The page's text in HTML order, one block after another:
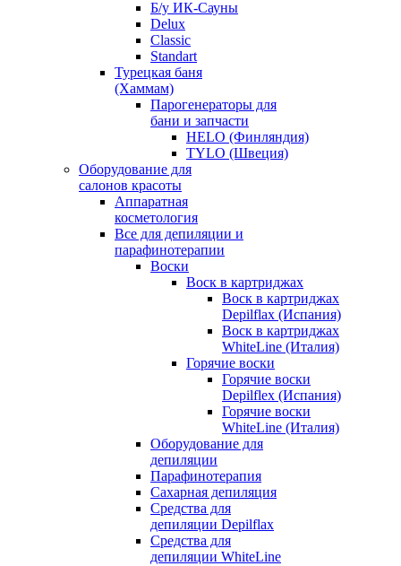
Б/у ИК-Сауны
Delux
Classic
Standart
Турецкая баня
(Хаммам)
Парогенераторы для
бани и запчасти
HELO (Финляндия)
TYLO (Швеция)
Оборудование для
салонов красоты
Аппаратная
косметология
Все для депиляции и
парафинотерапии
Воски
Воск в картриджах
Воск в картриджах
Depilflax (Испания)
Воск в картриджах
WhiteLine (Италия)
Горячие воски
Горячие воски
Depilflex (Испания)
Горячие воски
WhiteLine (Италия)
Оборудование для
депиляции
Парафинотерапия
Сахарная депиляция
Средства для
депиляции Depilflax
Средства для
депиляции WhiteLine